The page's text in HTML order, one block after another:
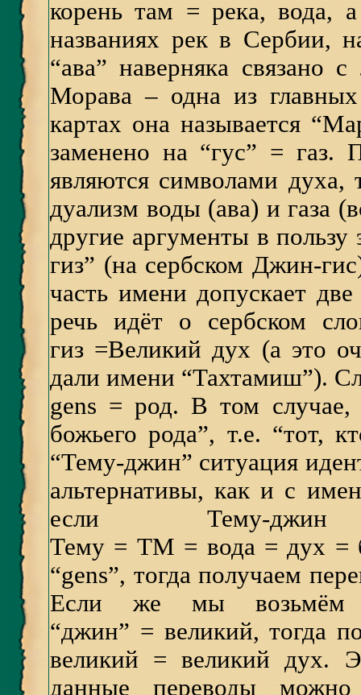
корень там = река, вода,
названиях рек в Сербии,
“ава” наверняка связано
Морава – одна из
картах она называется
заменено на “гус” =
являются символами духа,
дуализм воды (ава) и газа
другие аргументы в пользу
гиз” (на сербском Джин-
часть имени допускает
речь идёт о сербском
гиз =Великий дух (а это
дали имени “Тахтамиш”).
gens = род. В том случае,
божьего рода”, т.е. “тот,
“Тему-джин” ситуация
альтернативы, как и с
если Тему-
Тему = ТМ = вода = дух =
“gens”, тогда получаем
Если же мы возьмём
“джин” = великий, тогда
великий = великий дух.
данные переводы